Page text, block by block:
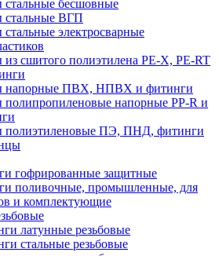
стальные бесшовные
стальные ВГП
электросварные
из сшитого полиэтилена PE-X, PE-RT
напорные ПВХ, НПВХ и фитинги
полипропиленовые напорные PP-R и
полиэтиленовые ПЭ, ПНД, фитинги
гофрированные защитные
поливочные, промышленные, для
и комплектующие
латунные резьбовые
стальные резьбовые